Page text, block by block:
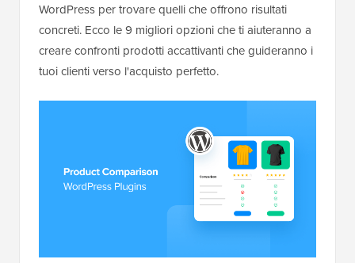
WordPress per trovare quelli che offrono risultati
concreti. Ecco le 9 migliori opzioni che ti aiuteranno a
creare confronti prodotti accattivanti che guideranno i
tuoi clienti verso l'acquisto perfetto.